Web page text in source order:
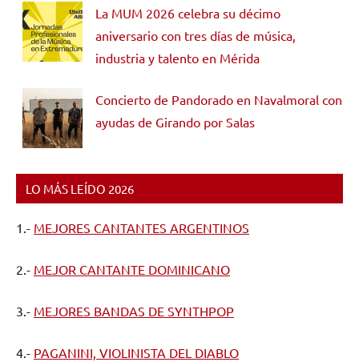
La MUM 2026 celebra su décimo
aniversario con tres días de música,
industria y talento en Mérida
Concierto de Pandorado en Navalmoral con
ayudas de Girando por Salas
LO MÁS LEÍDO 2026
1.- MEJORES CANTANTES ARGENTINOS
2.- MEJOR CANTANTE DOMINICANO
3.- MEJORES BANDAS DE SYNTHPOP
4.- PAGANINI, VIOLINISTA DEL DIABLO